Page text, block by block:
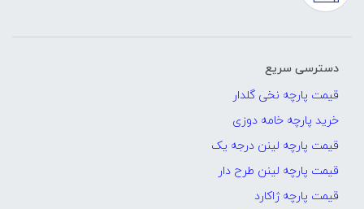
دسترسی سریع
قیمت پارچه نخی گلدار
خرید پارچه خامه دوزی
قیمت پارچه لینن درجه یک
قیمت پارچه لینن طرح دار
قیمت پارچه ژاکارد